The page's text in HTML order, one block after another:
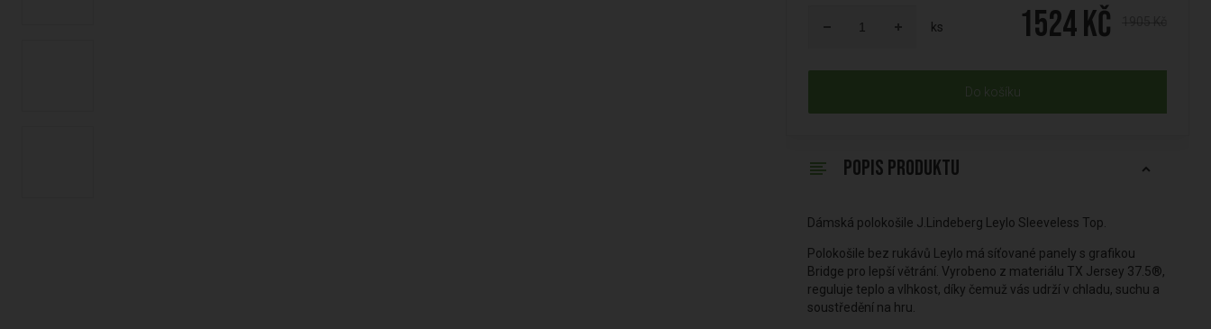
ks 1524 Kč 1905 Kč
Do košíku
POPIS PRODUKTU
Dámská polokošile J.Lindeberg Leylo Sleeveless Top.
Polokošile bez rukávů Leylo má síťované panely s grafikou
Bridge pro lepší větrání. Vyrobeno z materiálu TX Jersey 37.5®,
reguluje teplo a vlhkost, díky čemuž vás udrží v chladu, suchu a
soustředění na hru.